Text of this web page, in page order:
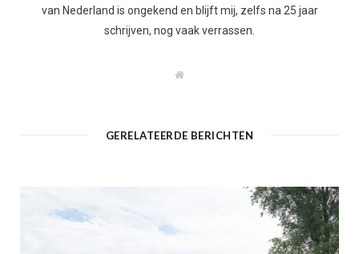
van Nederland is ongekend en blijft mij, zelfs na 25 jaar
schrijven, nog vaak verrassen.
W
e
GERELATEERDE BERICHTEN